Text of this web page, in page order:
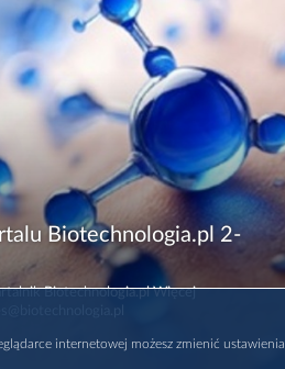
Biotechnologia.pl 2-
Biotechnologia.pl Więcej
internetowej możesz zmienić ustawienia